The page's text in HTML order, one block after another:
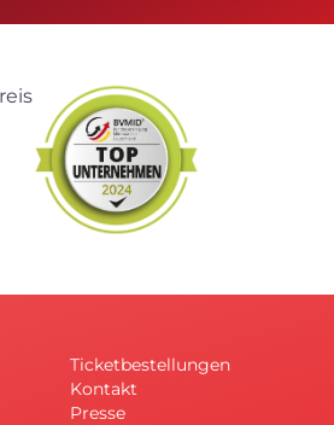
Ticketbestellungen
Kontakt
Presse